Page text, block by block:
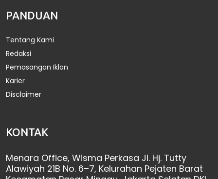
PANDUAN
Tentang Kami
Redaksi
Pemasangan Iklan
Karier
Disclaimer
KONTAK
Menara Office, Wisma Perkasa Jl. Hj. Tutty
Alawiyah 21B No. 6–7, Kelurahan Pejaten Barat